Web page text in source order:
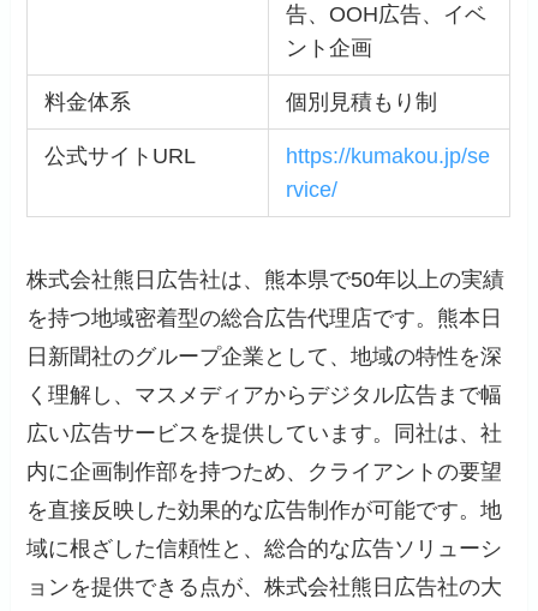
告、OOH広告、イベ
ント企画
料金体系 個別見積もり制
公式サイトURL
https://kumakou.jp/se
rvice/
株式会社熊日広告社は、熊本県で50年以上の実績
を持つ地域密着型の総合広告代理店です。熊本日
日新聞社のグループ企業として、地域の特性を深
く理解し、マスメディアからデジタル広告まで幅
広い広告サービスを提供しています。同社は、社
内に企画制作部を持つため、クライアントの要望
を直接反映した効果的な広告制作が可能です。地
域に根ざした信頼性と、総合的な広告ソリューシ
ョンを提供できる点が、株式会社熊日広告社の大